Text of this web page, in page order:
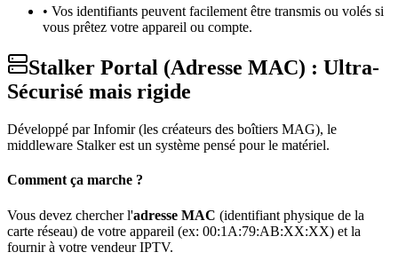
• Vos identifiants peuvent facilement être transmis ou volés si
vous prêtez votre appareil ou compte.
Stalker Portal (Adresse MAC) : Ultra-
Sécurisé mais rigide
Développé par Infomir (les créateurs des boîtiers MAG), le
middleware Stalker est un système pensé pour le matériel.
Comment ça marche ?
Vous devez chercher l'adresse MAC (identifiant physique de la
carte réseau) de votre appareil (ex: 00:1A:79:AB:XX:XX) et la
fournir à votre vendeur IPTV.